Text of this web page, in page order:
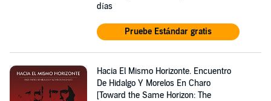
días
Pruebe Estándar gratis
Hacia El Mismo Horizonte. Encuentro
De Hidalgo Y Morelos En Charo
[Toward the Same Horizon: The